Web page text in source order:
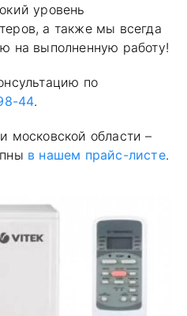
уровень
а также мы всегда
на выполненную работу!
по
44.
московской области –
в нашем прайс-листе.